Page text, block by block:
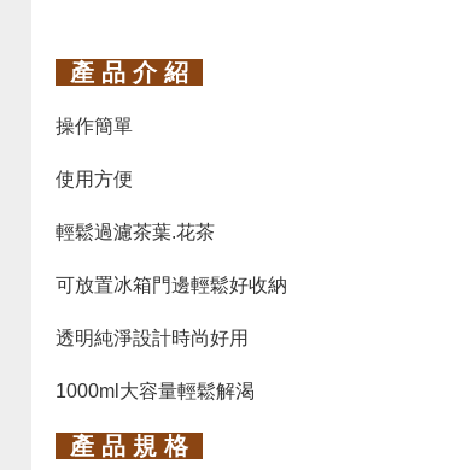
產 品 介 紹
操作簡單
使用方便
輕鬆過濾茶葉.花茶
可放置冰箱門邊輕鬆好收納
透明純淨設計時尚好用
1000ml大容量輕鬆解渴
產 品 規 格